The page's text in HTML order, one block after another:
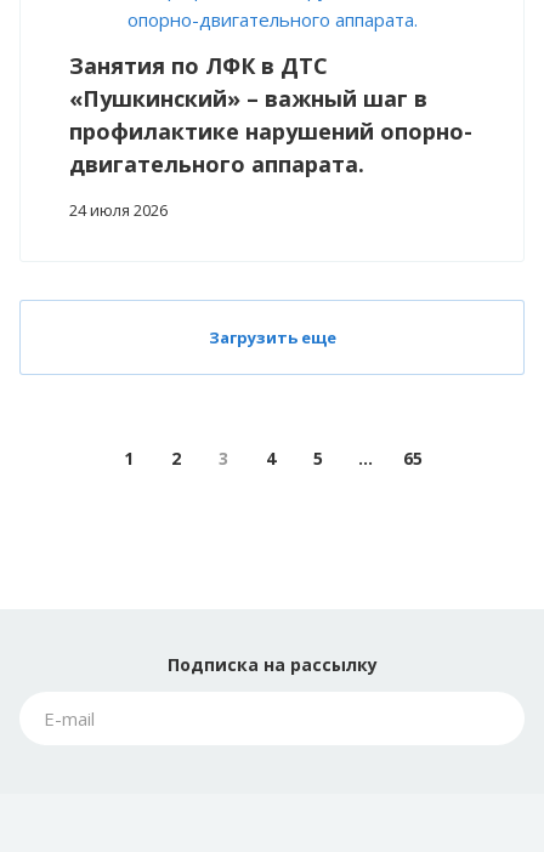
Занятия по ЛФК в ДТС
«Пушкинский» – важный шаг в
профилактике нарушений опорно-
двигательного аппарата.
24 июля 2026
Загрузить еще
1 2 3 4 5 ... 65
Подписка на рассылку